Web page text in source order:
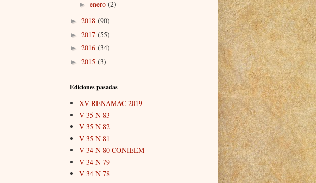
► enero (2)
► 2018 (90)
► 2017 (55)
► 2016 (34)
► 2015 (3)
Ediciones pasadas
XV RENAMAC 2019
V 35 N 83
V 35 N 82
V 35 N 81
V 34 N 80 CONIEEM
V 34 N 79
V 34 N 78